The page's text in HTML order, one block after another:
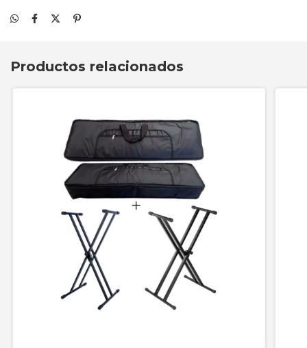
Productos relacionados